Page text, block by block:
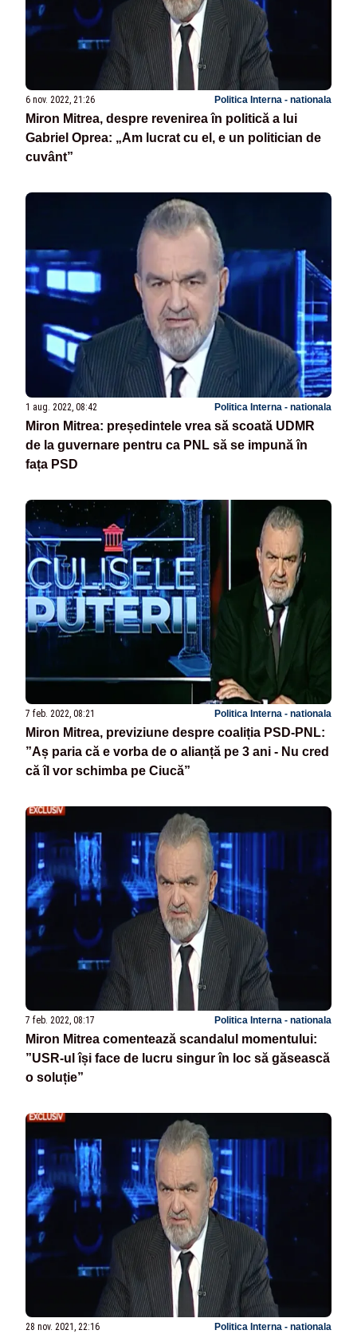
6 nov. 2022, 21:26 Politica Interna - nationala
Miron Mitrea, despre revenirea în politică a lui
Gabriel Oprea: „Am lucrat cu el, e un politician de
cuvânt”
1 aug. 2022, 08:42 Politica Interna - nationala
Miron Mitrea: președintele vrea să scoată UDMR
de la guvernare pentru ca PNL să se impună în
fața PSD
7 feb. 2022, 08:21 Politica Interna - nationala
Miron Mitrea, previziune despre coaliția PSD-PNL:
”Aș paria că e vorba de o alianță pe 3 ani - Nu cred
că îl vor schimba pe Ciucă”
7 feb. 2022, 08:17 Politica Interna - nationala
Miron Mitrea comentează scandalul momentului:
”USR-ul își face de lucru singur în loc să găsească
o soluție”
28 nov. 2021, 22:16 Politica Interna - nationala